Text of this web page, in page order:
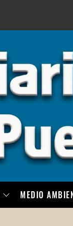
MEDIO